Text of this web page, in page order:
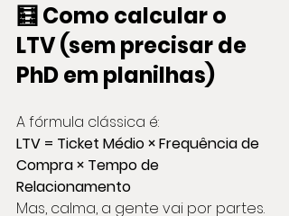
🧮 Como calcular o
LTV (sem precisar de
PhD em planilhas)
A fórmula clássica é:
LTV = Ticket Médio × Frequência de
Compra × Tempo de
Relacionamento
Mas, calma, a gente vai por partes.